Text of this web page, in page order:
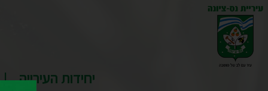
יחידות העירייה